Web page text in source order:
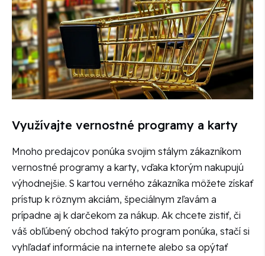
Využívajte vernostné programy a karty
Mnoho predajcov ponúka svojim stálym zákazníkom
vernostné programy a karty, vďaka ktorým nakupujú
výhodnejšie. S kartou verného zákazníka môžete získať
prístup k rôznym akciám, špeciálnym zľavám a
prípadne aj k darčekom za nákup. Ak chcete zistiť, či
váš obľúbený obchod takýto program ponúka, stačí si
vyhľadať informácie na internete alebo sa opýtať